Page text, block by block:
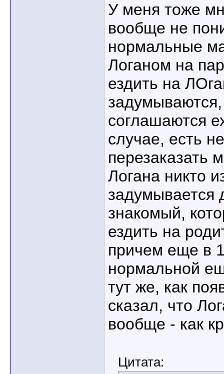
У меня тоже
вообще не
нормальные
Логаном на
ездить на
задумываются,
соглашаются
случае, есть
перезаказать
Логана никто
знакомый,
ездить на
причем еще в
нормальной
тут же, как
сказал, что
вообще - как
Цитата: